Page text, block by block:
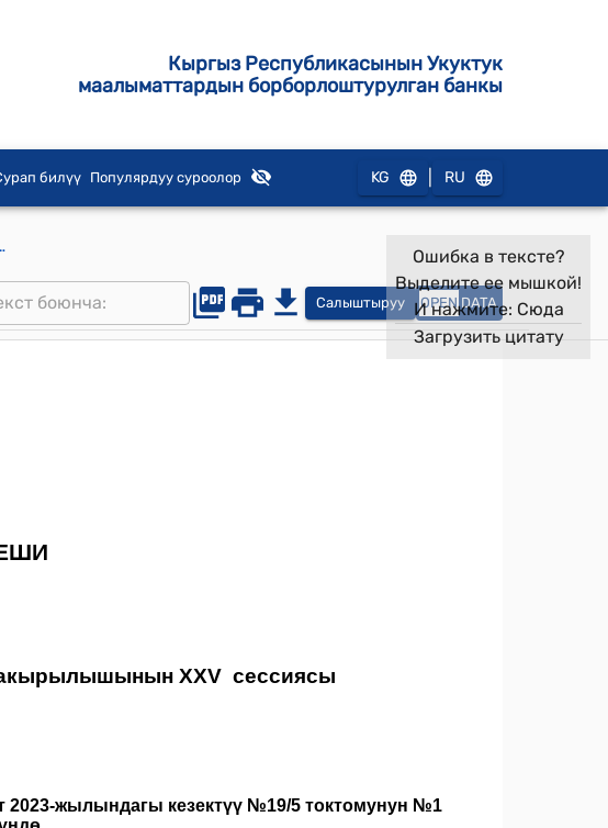
Кыргыз Республикасынын Укуктук
маалыматтардын борборлоштурулган банкы
билүү Популярдуу суроолор KG RU
жылындагы кезектүү №19/5 токтомунун №1 тиркемесине өзгөртүү киргизүү жөнүндө" Токтому
Салыштыруу OPEN DATA
Ошибка в тексте?
Выделите ее мышкой!
И нажмите: Сюда
Загрузить цитату